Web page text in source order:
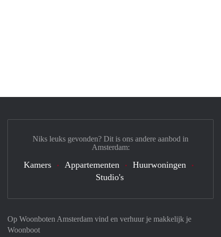
Op Woonboten Amsterdam vind en verhuur je makkelijk je
Woonboot
Niks leuks gevonden? Dit is ons andere aanbod in
Amsterdam:
Kamers Appartementen
Huurwoningen
Studio's